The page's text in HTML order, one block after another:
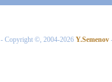
- Copyright ©, 2004-2026 Y.Semenov